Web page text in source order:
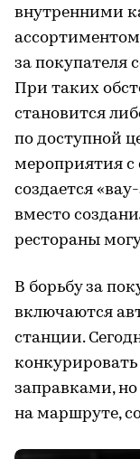
внутренними
за покупателя
При таких
становится
по доступной
мероприятия с
создается
вместо
рестораны
В борьбу за
включаются
станции.
заправками,
на маршруте,